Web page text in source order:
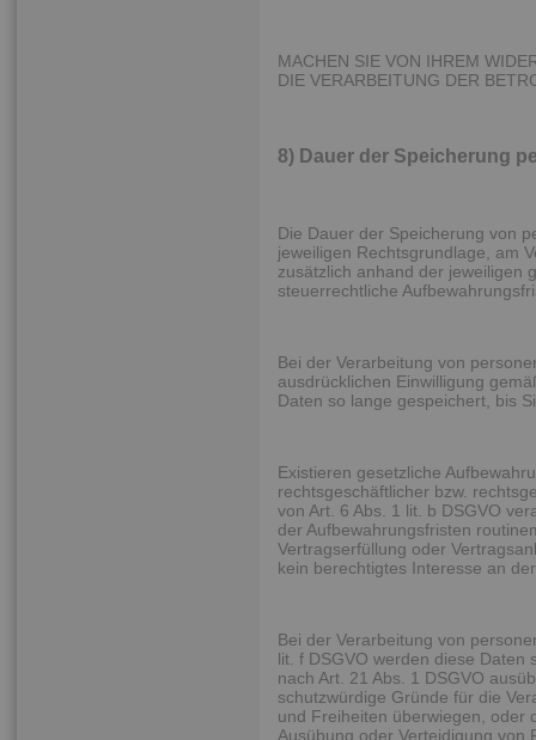
MACHEN SIE VON IHREM
DIE VERARBEITUNG DER
8) Dauer der Speicherung
Die Dauer der Speicherung von
jeweiligen Rechtsgrundlage, am
zusätzlich anhand der jeweiligen
steuerrechtliche
Bei der Verarbeitung von
ausdrücklichen Einwilligung
Daten so lange gespeichert, bis
Existieren gesetzliche
rechtsgeschäftlicher bzw.
von Art. 6 Abs. 1 lit. b DSGVO
der Aufbewahrungsfristen
Vertragserfüllung oder
kein berechtigtes Interesse an
Bei der Verarbeitung von
lit. f DSGVO werden diese
nach Art. 21 Abs. 1 DSGVO
schutzwürdige Gründe für die
und Freiheiten überwiegen, oder
Ausübung oder Verteidigung von